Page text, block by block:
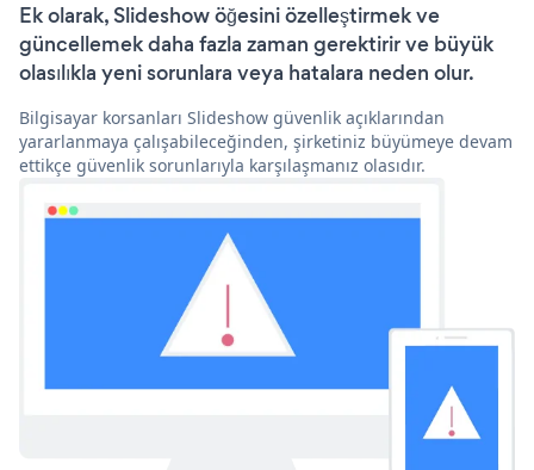
Ek olarak, Slideshow öğesini özelleştirmek ve
güncellemek daha fazla zaman gerektirir ve büyük
olasılıkla yeni sorunlara veya hatalara neden olur.
Bilgisayar korsanları Slideshow güvenlik açıklarından
yararlanmaya çalışabileceğinden, şirketiniz büyümeye devam
ettikçe güvenlik sorunlarıyla karşılaşmanız olasıdır.